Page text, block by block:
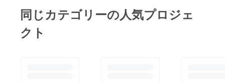
同じカテゴリーの人気プロジェ
クト